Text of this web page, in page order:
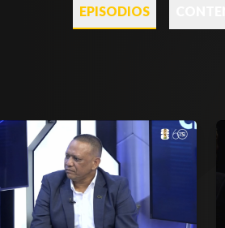
EPISODIOS